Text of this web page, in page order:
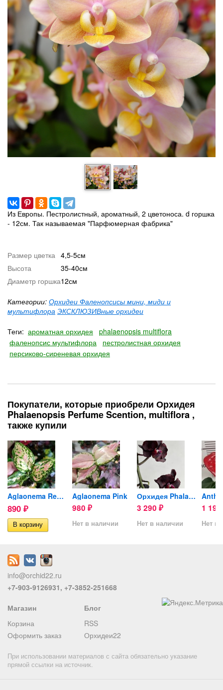
Из Европы. Пестролистный, ароматный, 2 цветоноса. d горшка
- 12см. Так называемая "Парфюмерная фабрика"
Размер цветка 4,5-5см
Высота
35-40см
Диаметр горшка12см
Категории: Орхидеи Фаленопсисы мини, миди и
мультифлора ЭКСКЛЮЗИВные орхидеи
Теги: ароматная орхидея
phalaenopsis multiflora
фаленопсис мультифлора
пестролистная орхидея
персиково-сиреневая орхидея
Покупатели, которые приобрели Орхидея
Phalaenopsis Perfumе Scention, multiflora ,
также купили
Aglaonema Red Zircon (детка)
890 ₽
Aglaonema Pink
980 ₽
Нет в наличии
Орхидея Phalaenopsis Black...
3 290 ₽
Нет в наличии
1 190
Нет в
info@orchid22.ru
+7-903-9126931, +7-3852-251668
Магазин
Корзина
Оформить заказ
Блог
RSS
Орхидеи22
При использовании материалов с сайта обязательно указание
прямой ссылки на источник.